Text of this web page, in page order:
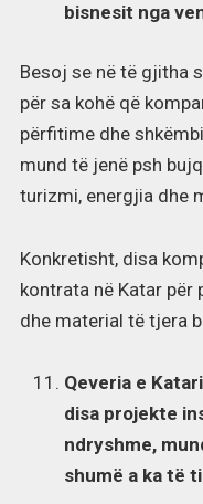
bisnesit nga
Besoj se në të gjitha
për sa kohë që
përfitime dhe
mund të jenë psh
turizmi, energjia dhe
Konkretisht, disa
kontrata në Katar
dhe material të tjera
Qeveria e
disa projekte
ndryshme,
shumë a ka të